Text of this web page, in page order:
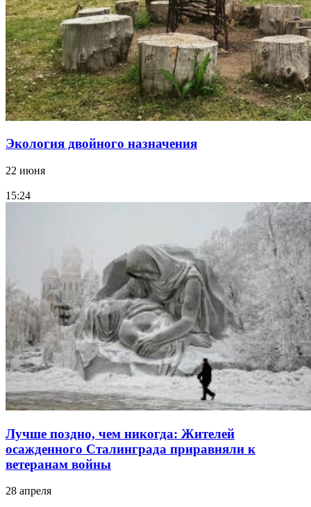
Экология двойного назначения
22 июня
15:24
Лучше поздно, чем никогда: Жителей
осажденного Сталинграда приравняли к
ветеранам войны
28 апреля